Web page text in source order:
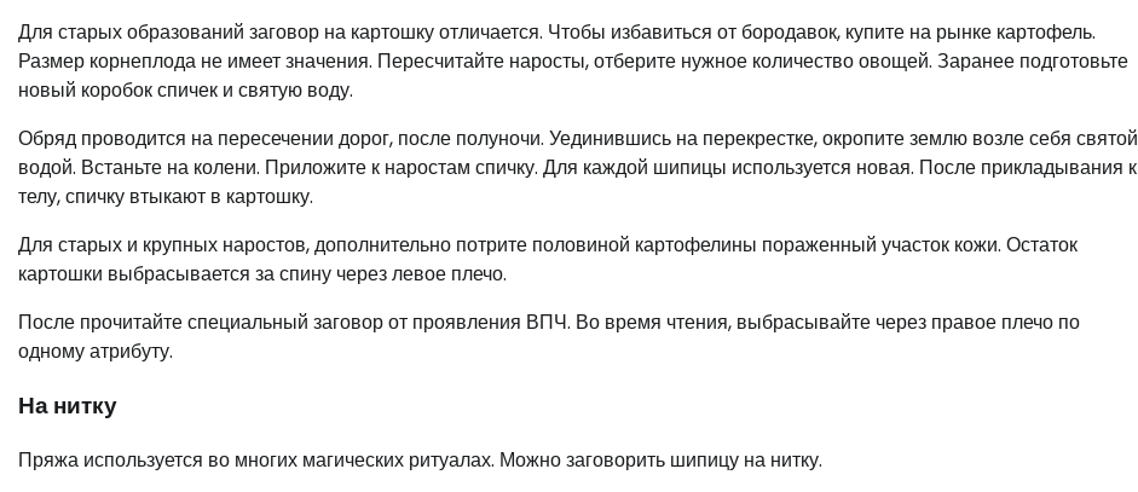
Для старых образований заговор на картошку отличается. Чтобы избавиться от бородавок, купите на рынке картофель.
Размер корнеплода не имеет значения. Пересчитайте наросты, отберите нужное количество овощей. Заранее подготовьте
новый коробок спичек и святую воду.
Обряд проводится на пересечении дорог, после полуночи. Уединившись на перекрестке, окропите землю возле себя святой
водой. Встаньте на колени. Приложите к наростам спичку. Для каждой шипицы используется новая. После прикладывания к
телу, спичку втыкают в картошку.
Для старых и крупных наростов, дополнительно потрите половиной картофелины пораженный участок кожи. Остаток
картошки выбрасывается за спину через левое плечо.
После прочитайте специальный заговор от проявления ВПЧ. Во время чтения, выбрасывайте через правое плечо по
одному атрибуту.
На нитку
Пряжа используется во многих магических ритуалах. Можно заговорить шипицу на нитку.